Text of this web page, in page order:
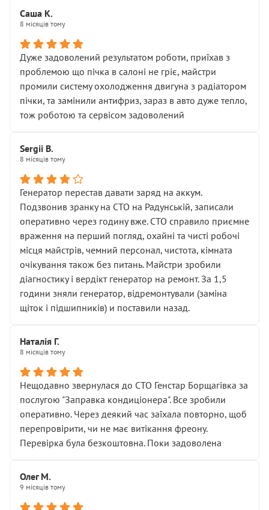
Саша К.
8 місяців тому
Дуже задоволений результатом роботи, приїхав з
проблемою що пічка в салоні не гріє, майстри
промили систему охолодження двигуна з радіатором
пічки, та замінили антифриз, зараз в авто дуже тепло,
тож роботою та сервісом задоволений
Sergii B.
8 місяців тому
Генератор перестав давати заряд на аккум.
Подзвонив зранку на СТО на Радунській, записали
оперативно через годину вже. СТО справило приємне
враження на перший погляд, охайні та чисті робочі
місця майстрів, чемний персонал, чистота, кімната
очікування також без питань. Майстри зробили
діагностику і вердікт генератор на ремонт. За 1,5
години зняли генератор, відремонтували (заміна
щіток і підшипників) и поставили назад.
Наталія Г.
8 місяців тому
Нещодавно звернулася до СТО Генстар Борщагівка за
послугою "Заправка кондиціонера". Все зробили
оперативно. Через деякий час заїхала повторно, щоб
перепровірити, чи не має витікання фреону.
Перевірка була безкоштовна. Поки задоволена
Олег М.
9 місяців тому